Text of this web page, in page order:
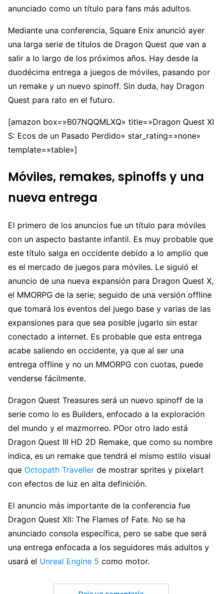
anunciado como un título para fans más adultos.
Mediante una conferencia, Square Enix anunció ayer
una larga serie de títulos de Dragon Quest que van a
salir a lo largo de los próximos años. Hay desde la
duodécima entrega a juegos de móviles, pasando por
un remake y un nuevo spinoff. Sin duda, hay Dragon
Quest para rato en el futuro.
[amazon box=»B07NQQMLXQ» title=»Dragon Quest XI
S: Ecos de un Pasado Perdido» star_rating=»none»
template=»table»]
Móviles, remakes, spinoffs y una
nueva entrega
El primero de los anuncios fue un título para móviles
con un aspecto bastante infantil. Es muy probable que
este título salga en occidente debido a lo amplio que
es el mercado de juegos para móviles. Le siguió el
anuncio de una nueva expansión para Dragon Quest X,
el MMORPG de la serie; seguido de una versión offline
que tomará los eventos del juego base y varias de las
expansiones para que sea posible jugarlo sin estar
conectado a internet. Es probable que esta entrega
acabe saliendo en occidente, ya que al ser una
entrega offline y no un MMORPG con cuotas, puede
venderse fácilmente.
Dragon Quest Treasures será un nuevo spinoff de la
serie como lo es Builders, enfocado a la exploración
del mundo y el mazmorreo. POor otro lado está
Dragon Quest III HD 2D Remake, que como su nombre
indica, es un remake que tendrá el mismo estilo visual
que Octopath Traveller de mostrar sprites y pixelart
con efectos de luz en alta definición.
El anuncio más importante de la conferencia fue
Dragon Quest XII: The Flames of Fate. No se ha
anunciado consola específica, pero se sabe que será
una entrega enfocada a los seguidores más adultos y
usará el Unreal Engine 5 como motor.